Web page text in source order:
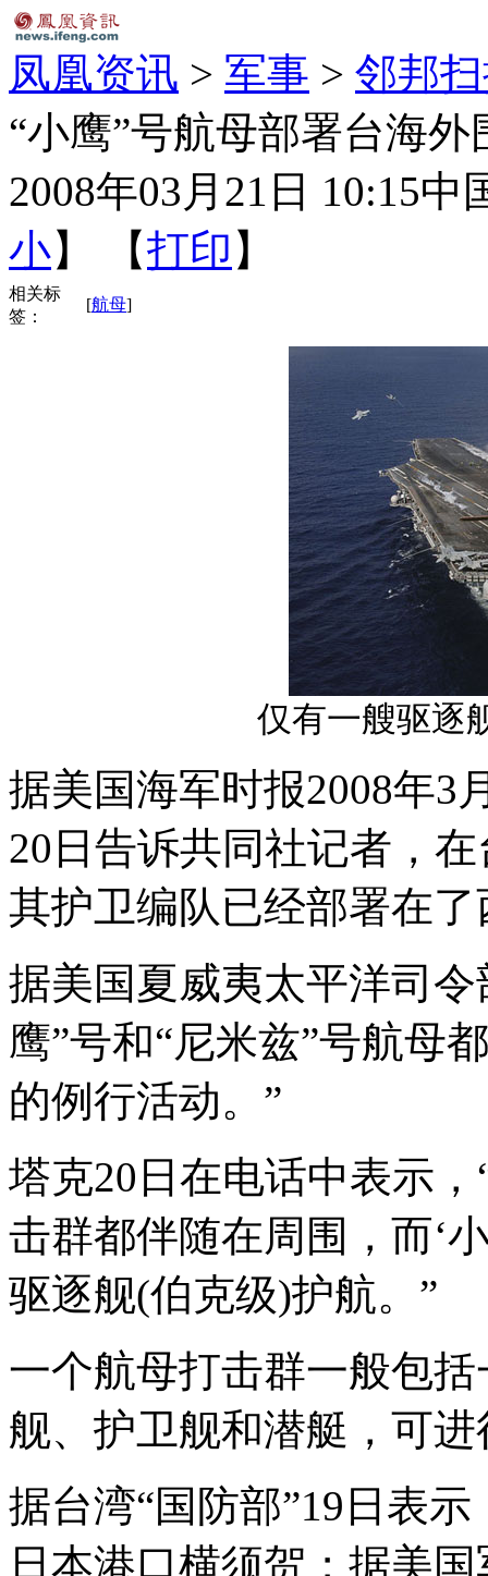
凤凰资讯 > 军事 > 邻邦
“小鹰”号航母部署台海
2008年03月21日 10:15中
小】 【打印 】
相关标
签：
[航母]
仅有一艘驱逐
据美国海军时报2008年3
20日告诉共同社记者，
其护卫编队已经部署在
据美国夏威夷太平洋司
鹰”号和“尼米兹”号航母
的例行活动。”
塔克20日在电话中表示
击群都伴随在周围，而‘
驱逐舰(伯克级)护航。”
一个航母打击群一般包
舰、护卫舰和潜艇，可
据台湾“国防部”19日表
日本港口横须贺；据美